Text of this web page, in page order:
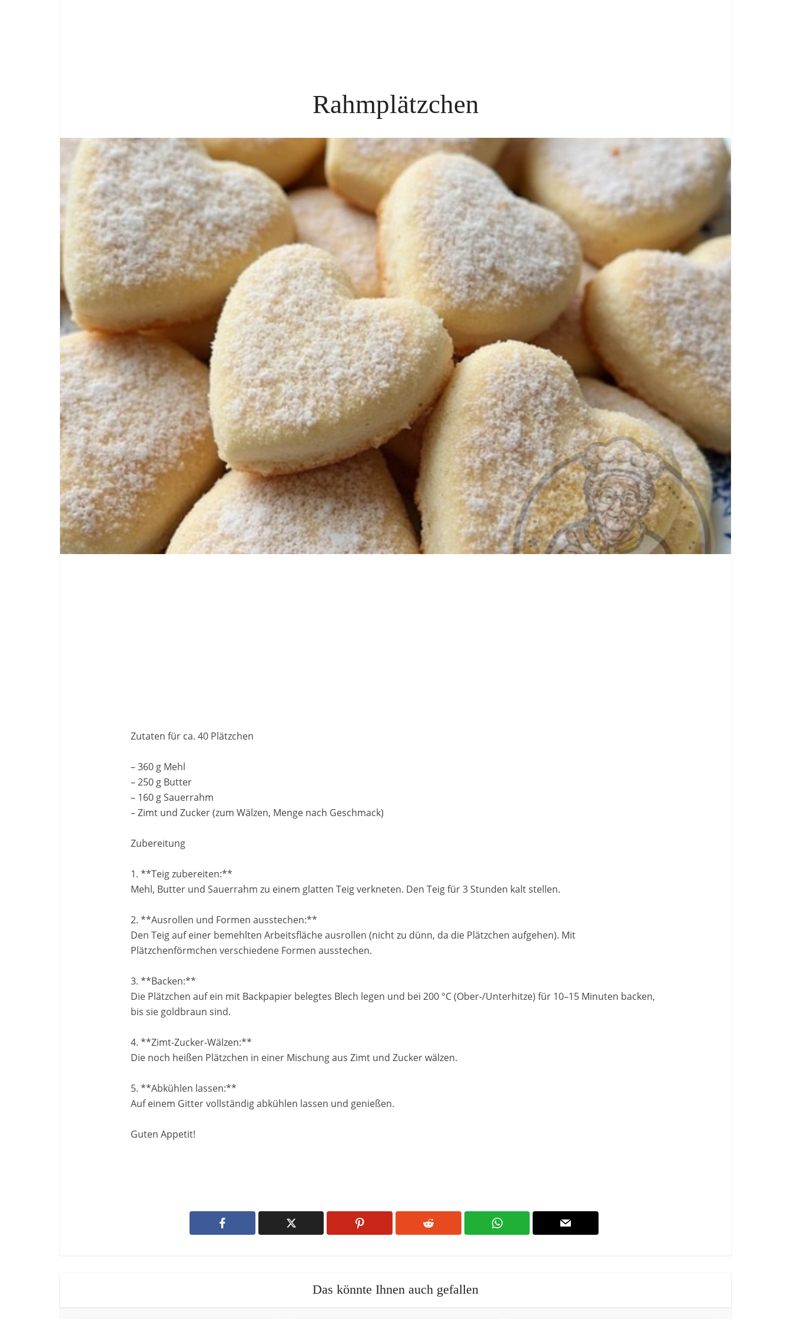
Rahmplätzchen
Zutaten für ca. 40 Plätzchen
– 360 g Mehl
– 250 g Butter
– 160 g Sauerrahm
– Zimt und Zucker (zum Wälzen, Menge nach Geschmack)
Zubereitung
1. **Teig zubereiten:**
Mehl, Butter und Sauerrahm zu einem glatten Teig verkneten. Den Teig für 3 Stunden kalt stellen.
2. **Ausrollen und Formen ausstechen:**
Den Teig auf einer bemehlten Arbeitsfläche ausrollen (nicht zu dünn, da die Plätzchen aufgehen). Mit
Plätzchenförmchen verschiedene Formen ausstechen.
3. **Backen:**
Die Plätzchen auf ein mit Backpapier belegtes Blech legen und bei 200 °C (Ober-/Unterhitze) für 10–15 Minuten backen,
bis sie goldbraun sind.
4. **Zimt-Zucker-Wälzen:**
Die noch heißen Plätzchen in einer Mischung aus Zimt und Zucker wälzen.
5. **Abkühlen lassen:**
Auf einem Gitter vollständig abkühlen lassen und genießen.
Guten Appetit!
Das könnte Ihnen auch gefallen